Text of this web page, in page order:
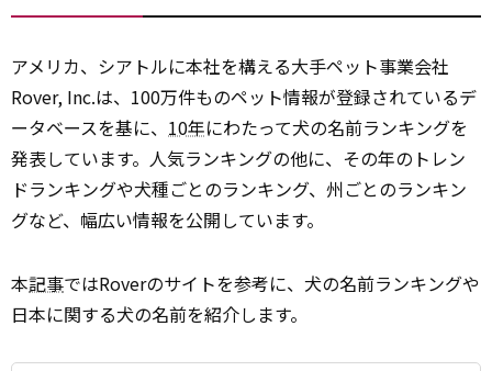
アメリカ、シアトルに本社を構える大手ペット事業会社
Rover, Inc.は、100万件ものペット情報が登録されているデ
ータベースを基に、 10年にわたって犬の名前ランキングを
発表しています。人気ランキングの他に、その年のトレン
ドランキングや犬種ごとのランキング、州ごとのランキン
グなど、幅広い情報を公開しています。
本記事ではRoverのサイトを参考に、犬の名前ランキングや
日本に関する犬の名前を紹介します。